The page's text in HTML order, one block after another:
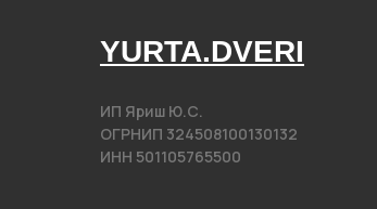
YURTA.DVERI
ИП Яриш Ю.С.
ОГРНИП 324508100130132
ИНН 501105765500